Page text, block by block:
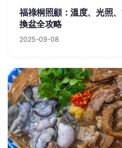
福祿桐照顧：溫度、光照
換盆全攻略
2025-09-08